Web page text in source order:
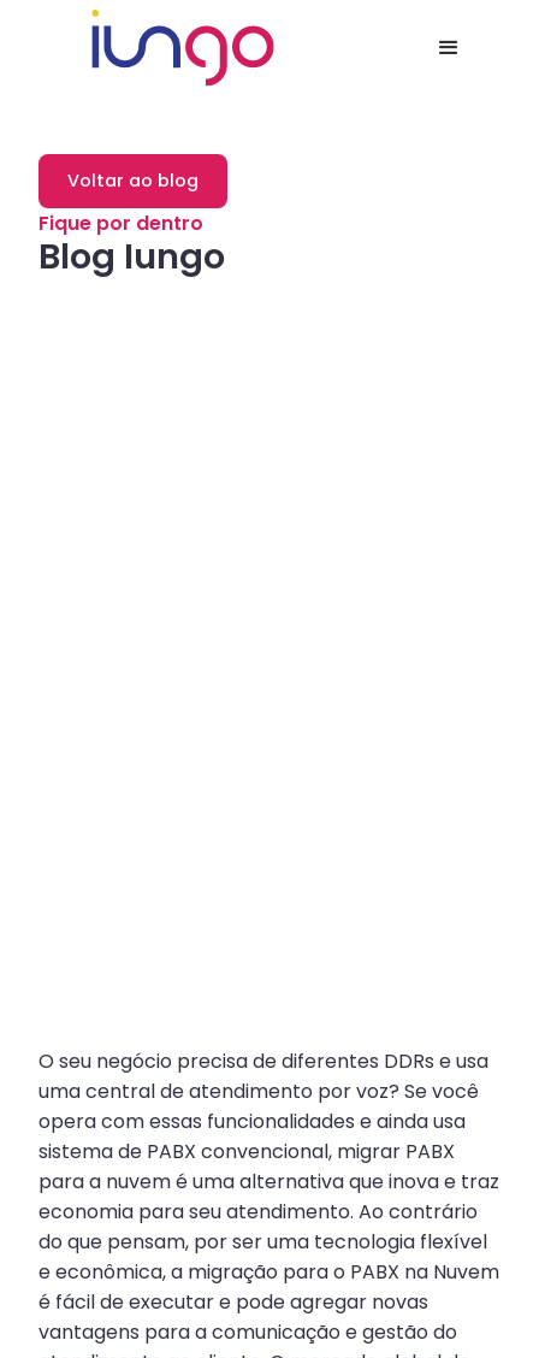
Fique por dentro
Blog Iungo
Voltar ao blog
O seu negócio precisa de diferentes DDRs e usa
uma central de atendimento por voz? Se você
opera com essas funcionalidades e ainda usa
sistema de PABX convencional, migrar PABX
para a nuvem é uma alternativa que inova e traz
economia para seu atendimento. Ao contrário
do que pensam, por ser uma tecnologia flexível
e econômica, a migração para o PABX na Nuvem
é fácil de executar e pode agregar novas
vantagens para a comunicação e gestão do